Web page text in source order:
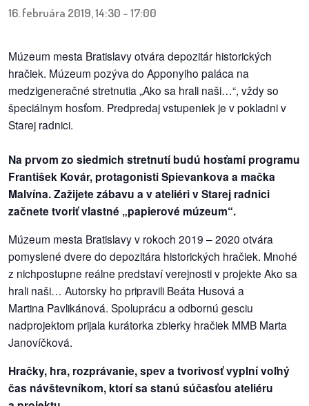
časti
konania
stavebné
konania
pripomienkové
konania
dobrá
práca
odkazy
petície
médií
16. februára 2019, 14:30 -17:00
Múzeum mesta Bratislavy otvára depozitár historických
hračiek. Múzeum pozýva do Apponyiho paláca na
medzigeneračné stretnutia „Ako sa hrali naši…“, vždy so
špeciálnym hosťom. Predpredaj vstupeniek je v pokladni v
Starej radnici.
Na prvom zo siedmich stretnutí budú hosťami programu
František Kovár, protagonisti Spievankova a mačka
Malvína. Zažijete zábavu a v ateliéri v Starej radnici
začnete tvoriť vlastné „papierové múzeum“.
Múzeum mesta Bratislavy v rokoch 2019 – 2020 otvára
pomyslené dvere do depozitára historických hračiek. Mnohé
z nichpostupne reálne predstaví verejnosti v projekte Ako sa
hrali naši… Autorsky ho pripravili Beáta Husová a
Martina Pavlikánová. Spoluprácu a odbornú gesciu
nadprojektom prijala kurátorka zbierky hračiek MMB Marta
Janovíčková.
Hračky, hra, rozprávanie, spev a tvorivosť vyplní voľný
čas návštevníkom, ktorí sa stanú súčasťou ateliéru